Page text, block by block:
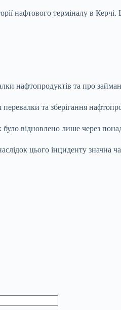
нафтового терміналу в
нафтопродуктів та про
та зберігання
відновлено лише через
цього інциденту значна